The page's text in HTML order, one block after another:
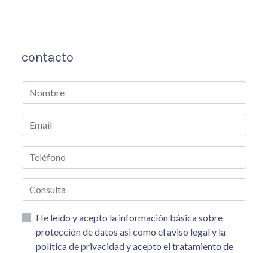
contacto
He leído y acepto la información básica sobre
protección de datos asi como el aviso legal y la
política de privacidad y acepto el tratamiento de